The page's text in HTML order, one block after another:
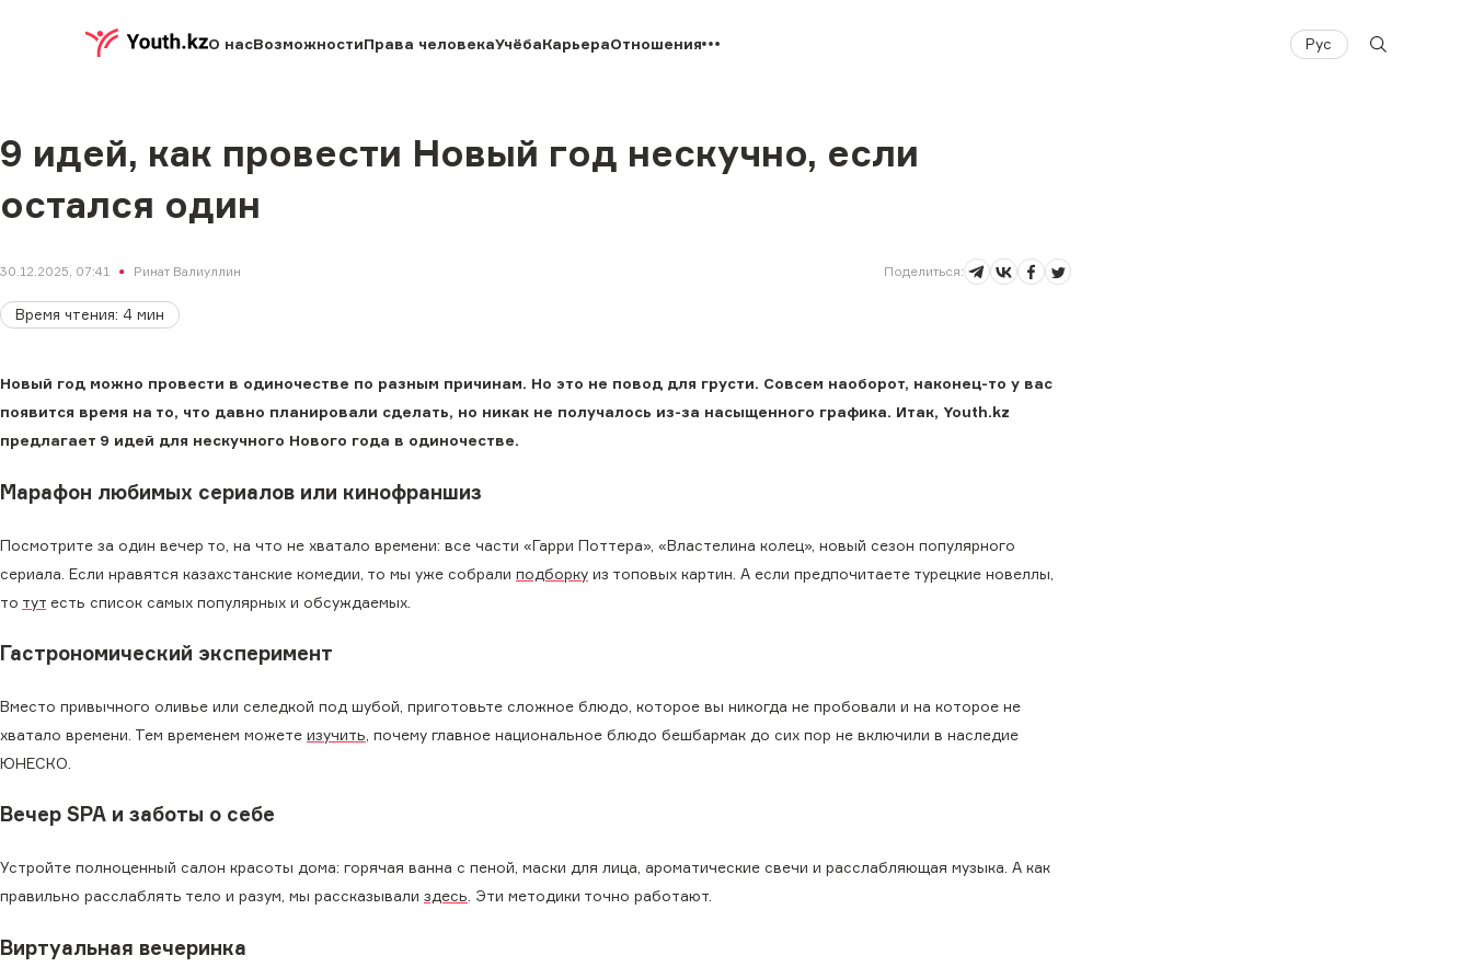
О насВозможностиПрава человекаУчёбаКарьераОтношения Рус
9 идей, как провести Новый год нескучно, если
остался один
30.12.2025, 07:41 Ринат Валиуллин Поделиться:
Время чтения: 4 мин
Новый год можно провести в одиночестве по разным причинам. Но это не повод для грусти. Совсем наоборот, наконец-то у вас
появится время на то, что давно планировали сделать, но никак не получалось из-за насыщенного графика. Итак, Youth.kz
предлагает 9 идей для нескучного Нового года в одиночестве.
Марафон любимых сериалов или кинофраншиз
Посмотрите за один вечер то, на что не хватало времени: все части «Гарри Поттера», «Властелина колец», новый сезон популярного
сериала. Если нравятся казахстанские комедии, то мы уже собрали подборку из топовых картин. А если предпочитаете турецкие новеллы,
то тут есть список самых популярных и обсуждаемых.
Гастрономический эксперимент
Вместо привычного оливье или селедкой под шубой, приготовьте сложное блюдо, которое вы никогда не пробовали и на которое не
хватало времени. Тем временем можете изучить , почему главное национальное блюдо бешбармак до сих пор не включили в наследие
ЮНЕСКО.
Вечер SPA и заботы о себе
Устройте полноценный салон красоты дома: горячая ванна с пеной, маски для лица, ароматические свечи и расслабляющая музыка. А как
правильно расслаблять тело и разум, мы рассказывали здесь . Эти методики точно работают.
Виртуальная вечеринка